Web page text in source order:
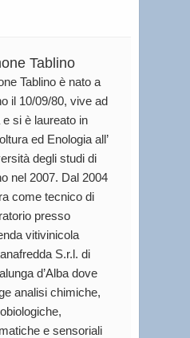
Tablino
Tablino è nato a
il 10/09/80, vive ad
e si è laureato in
ed Enologia all’
degli studi di
nel 2007. Dal 2004
come tecnico di
presso
vitivinicola
S.r.l. di
d’Alba dove
analisi chimiche,
e sensoriali